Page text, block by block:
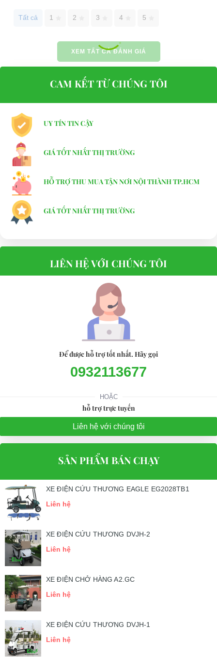
Website: xediendulich.com
Tất cả 1 2 3 4 5
XEM TẤT CẢ ĐÁNH GIÁ
CAM KẾT TỪ CHÚNG TÔI
UY TÍN TIN CẬY
GIÁ TỐT NHẤT THỊ TRƯỜNG
HỖ TRỢ THU MUA TẬN NƠI NỘI THÀNH TP.HCM
GIÁ TỐT NHẤT THỊ TRƯỜNG
LIÊN HỆ VỚI CHÚNG TÔI
Để được hỗ trợ tốt nhất. Hãy gọi
0932113677
HOẶC
hỗ trợ trực tuyến
Liên hệ với chúng tôi
SẢN PHẨM BÁN CHẠY
XE ĐIỆN CỨU THƯƠNG EAGLE EG2028TB1
Liên hệ
XE ĐIỆN CỨU THƯƠNG DVJH-2
Liên hệ
XE ĐIỆN CHỞ HÀNG A2.GC
Liên hệ
XE ĐIỆN CỨU THƯƠNG DVJH-1
Liên hệ